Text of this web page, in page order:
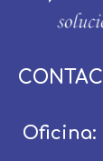
Oficina:
Contraseña: